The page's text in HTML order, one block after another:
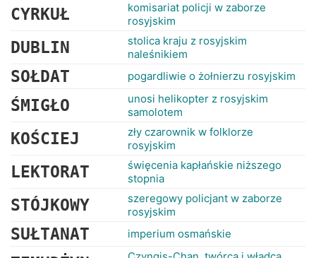
CYRKUŁ
komisariat policji w zaborze
rosyjskim
DUBLIN
stolica kraju z rosyjskim
naleśnikiem
SOŁDAT pogardliwie o żołnierzu rosyjskim
ŚMIGŁO
unosi helikopter z rosyjskim
samolotem
KOŚCIEJ
zły czarownik w folklorze
rosyjskim
LEKTORAT
święcenia kapłańskie niższego
stopnia
STÓJKOWY
szeregowy policjant w zaborze
rosyjskim
SUŁTANAT imperium osmańskie